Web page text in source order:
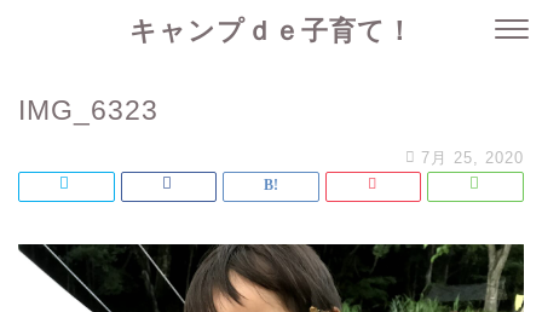
キャンプｄｅ子育て！
IMG_6323
7月 25, 2020